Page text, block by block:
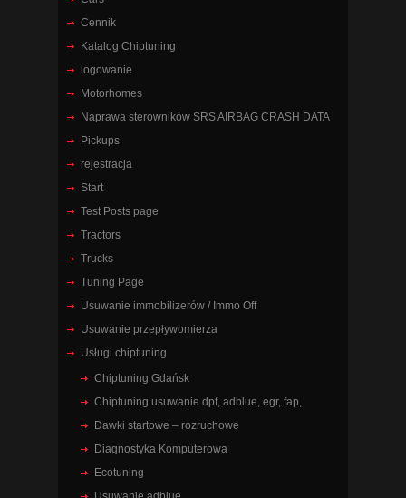
Cennik
Katalog Chiptuning
logowanie
Motorhomes
Naprawa sterowników SRS AIRBAG CRASH DATA
Pickups
rejestracja
Start
Test Posts page
Tractors
Trucks
Tuning Page
Usuwanie immobilizerów / Immo Off
Usuwanie przepływomierza
Usługi chiptuning
Chiptuning Gdańsk
Chiptuning usuwanie dpf, adblue, egr, fap,
Dawki startowe – rozruchowe
Diagnostyka Komputerowa
Ecotuning